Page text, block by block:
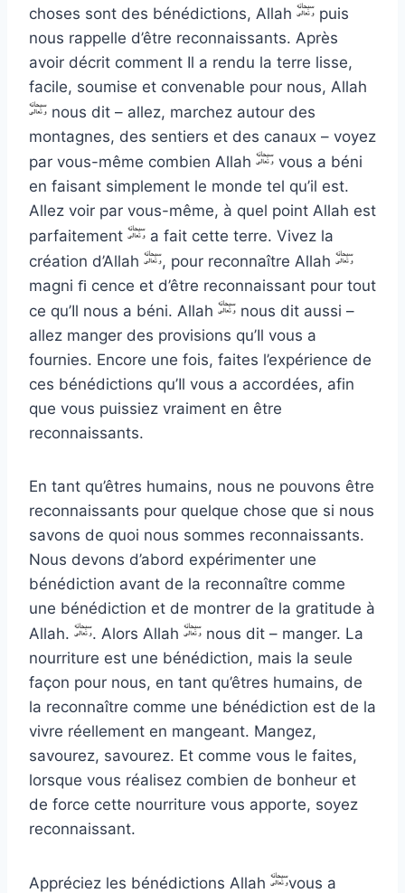
choses sont des bénédictions, Allah
puis
nous rappelle d’être reconnaissants. Après
avoir décrit comment Il a rendu la terre lisse,
facile, soumise et convenable pour nous, Allah
nous dit – allez, marchez autour des
montagnes, des sentiers et des canaux – voyez
par vous-même combien Allah
vous a béni
en faisant simplement le monde tel qu’il est.
Allez voir par vous-même, à quel point Allah est
parfaitement
a fait cette terre. Vivez la
création d’Allah
, pour reconnaître Allah
magni ﬁ cence et d’être reconnaissant pour tout
ce qu’Il nous a béni. Allah
nous dit aussi –
allez manger des provisions qu’Il vous a
fournies. Encore une fois, faites l’expérience de
ces bénédictions qu’Il vous a accordées, afin
que vous puissiez vraiment en être
reconnaissants.
En tant qu’êtres humains, nous ne pouvons être
reconnaissants pour quelque chose que si nous
savons de quoi nous sommes reconnaissants.
Nous devons d’abord expérimenter une
bénédiction avant de la reconnaître comme
une bénédiction et de montrer de la gratitude à
Allah.
. Alors Allah
nous dit – manger. La
nourriture est une bénédiction, mais la seule
façon pour nous, en tant qu’êtres humains, de
la reconnaître comme une bénédiction est de la
vivre réellement en mangeant. Mangez,
savourez, savourez. Et comme vous le faites,
lorsque vous réalisez combien de bonheur et
de force cette nourriture vous apporte, soyez
reconnaissant.
Appréciez les bénédictions Allah
vous a